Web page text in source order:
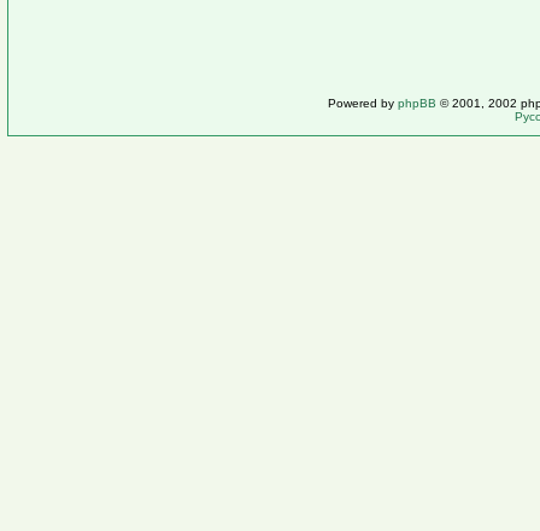
Powered by phpBB © 2001, 2002